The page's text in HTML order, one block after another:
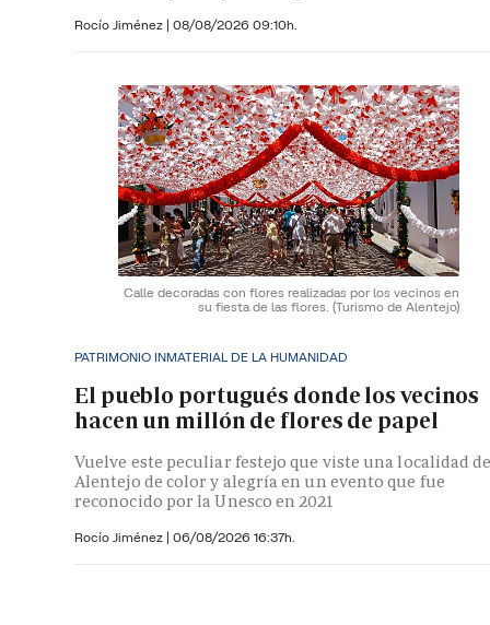
Rocío Jiménez | 08/08/2026 09:10h.
Calle decoradas con flores realizadas por los vecinos en
su fiesta de las flores. (Turismo de Alentejo)
PATRIMONIO INMATERIAL DE LA HUMANIDAD
El pueblo portugués donde los vecinos
hacen un millón de flores de papel
Vuelve este peculiar festejo que viste una localidad
Alentejo de color y alegría en un evento que fue
reconocido por la Unesco en 2021
Rocío Jiménez | 06/08/2026 16:37h.